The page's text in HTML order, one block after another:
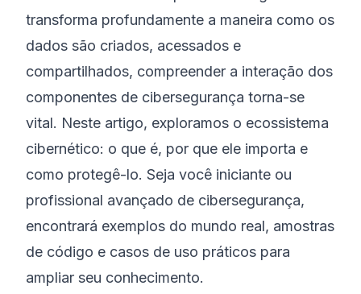
transforma profundamente a maneira como os
dados são criados, acessados e
compartilhados, compreender a interação dos
componentes de cibersegurança torna-se
vital. Neste artigo, exploramos o ecossistema
cibernético: o que é, por que ele importa e
como protegê-lo. Seja você iniciante ou
profissional avançado de cibersegurança,
encontrará exemplos do mundo real, amostras
de código e casos de uso práticos para
ampliar seu conhecimento.